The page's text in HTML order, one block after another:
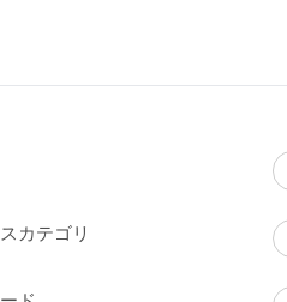
カテゴリ